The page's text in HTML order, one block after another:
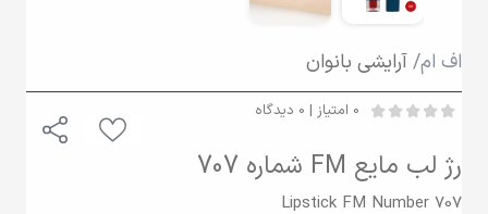
اف ام/آرایشی بانوان
0 امتیاز | 0 دیدگاه
رژ لب مایع FM شماره 707
Lipstick FM Number 707